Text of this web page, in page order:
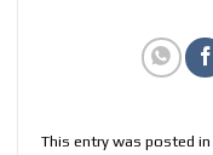
This entry was posted